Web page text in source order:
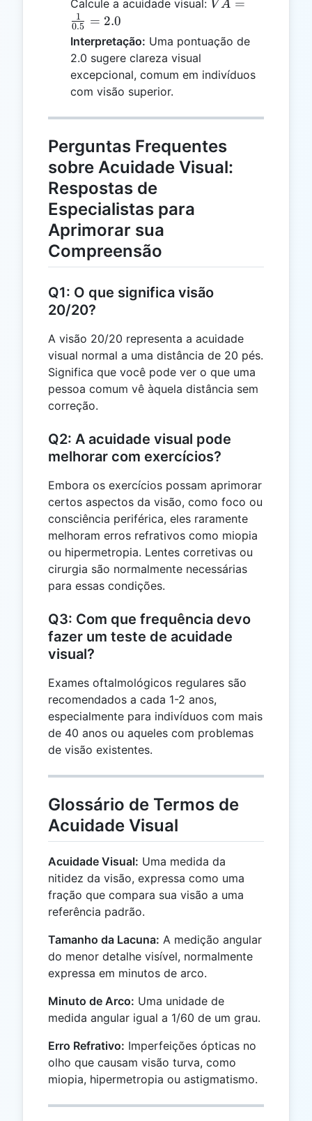
Calcule a acuidade visual:
{0.5} =
2.0
V A =
0.5
1 = 2.0
Interpretação: Uma pontuação de
2.0 sugere clareza visual
excepcional, comum em indivíduos
com visão superior.
Perguntas Frequentes
sobre Acuidade Visual:
Respostas de
Especialistas para
Aprimorar sua
Compreensão
Q1: O que significa visão
20/20?
A visão 20/20 representa a acuidade
visual normal a uma distância de 20 pés.
Significa que você pode ver o que uma
pessoa comum vê àquela distância sem
correção.
Q2: A acuidade visual pode
melhorar com exercícios?
Embora os exercícios possam aprimorar
certos aspectos da visão, como foco ou
consciência periférica, eles raramente
melhoram erros refrativos como miopia
ou hipermetropia. Lentes corretivas ou
cirurgia são normalmente necessárias
para essas condições.
Q3: Com que frequência devo
fazer um teste de acuidade
visual?
Exames oftalmológicos regulares são
recomendados a cada 1-2 anos,
especialmente para indivíduos com mais
de 40 anos ou aqueles com problemas
de visão existentes.
Glossário de Termos de
Acuidade Visual
Acuidade Visual: Uma medida da
nitidez da visão, expressa como uma
fração que compara sua visão a uma
referência padrão.
Tamanho da Lacuna: A medição angular
do menor detalhe visível, normalmente
expressa em minutos de arco.
Minuto de Arco: Uma unidade de
medida angular igual a 1/60 de um grau.
Erro Refrativo: Imperfeições ópticas no
olho que causam visão turva, como
miopia, hipermetropia ou astigmatismo.